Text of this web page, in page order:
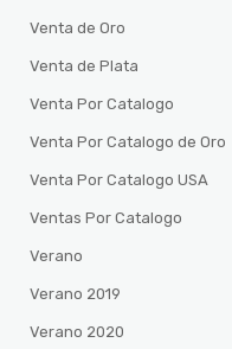
Venta de Oro
Venta de Plata
Venta Por Catalogo
Venta Por Catalogo de Oro
Venta Por Catalogo USA
Ventas Por Catalogo
Verano
Verano 2019
Verano 2020